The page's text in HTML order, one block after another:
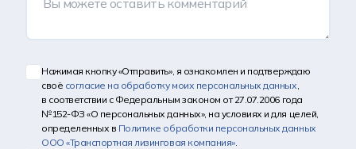
Нажимая кнопку «Отправить», я ознакомлен и подтверждаю
своё согласие на обработку моих персональных данных,
в соответствии с Федеральным законом от 27.07.2006 года
№152-ФЗ «О персональных данных», на условиях и для целей,
определенных в Политике обработки персональных данных
ООО «Транспортная лизинговая компания».